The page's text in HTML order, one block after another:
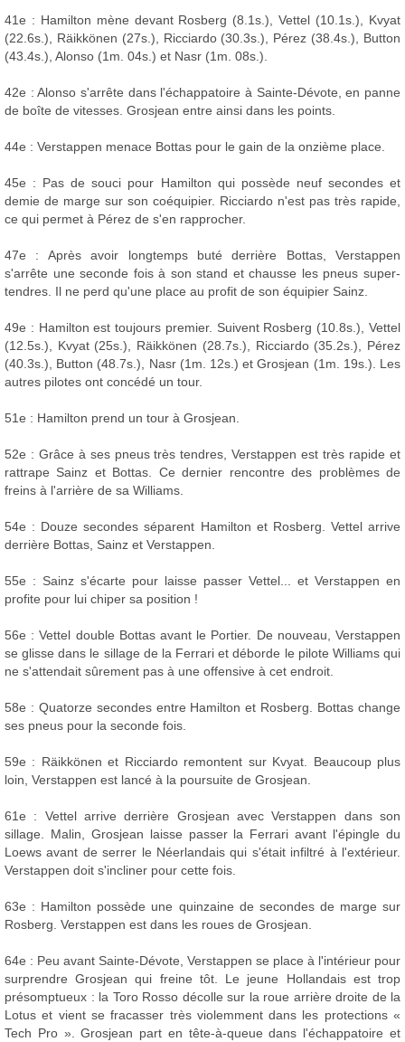
41e : Hamilton mène devant Rosberg (8.1s.), Vettel (10.1s.), Kvyat
(22.6s.), Räikkönen (27s.), Ricciardo (30.3s.), Pérez (38.4s.), Button
(43.4s.), Alonso (1m. 04s.) et Nasr (1m. 08s.).
42e : Alonso s'arrête dans l'échappatoire à Sainte-Dévote, en panne
de boîte de vitesses. Grosjean entre ainsi dans les points.
44e : Verstappen menace Bottas pour le gain de la onzième place.
45e : Pas de souci pour Hamilton qui possède neuf secondes et
demie de marge sur son coéquipier. Ricciardo n'est pas très rapide,
ce qui permet à Pérez de s'en rapprocher.
47e : Après avoir longtemps buté derrière Bottas, Verstappen
s'arrête une seconde fois à son stand et chausse les pneus super-
tendres. Il ne perd qu'une place au profit de son équipier Sainz.
49e : Hamilton est toujours premier. Suivent Rosberg (10.8s.), Vettel
(12.5s.), Kvyat (25s.), Räikkönen (28.7s.), Ricciardo (35.2s.), Pérez
(40.3s.), Button (48.7s.), Nasr (1m. 12s.) et Grosjean (1m. 19s.). Les
autres pilotes ont concédé un tour.
51e : Hamilton prend un tour à Grosjean.
52e : Grâce à ses pneus très tendres, Verstappen est très rapide et
rattrape Sainz et Bottas. Ce dernier rencontre des problèmes de
freins à l'arrière de sa Williams.
54e : Douze secondes séparent Hamilton et Rosberg. Vettel arrive
derrière Bottas, Sainz et Verstappen.
55e : Sainz s'écarte pour laisse passer Vettel... et Verstappen en
profite pour lui chiper sa position !
56e : Vettel double Bottas avant le Portier. De nouveau, Verstappen
se glisse dans le sillage de la Ferrari et déborde le pilote Williams qui
ne s'attendait sûrement pas à une offensive à cet endroit.
58e : Quatorze secondes entre Hamilton et Rosberg. Bottas change
ses pneus pour la seconde fois.
59e : Räikkönen et Ricciardo remontent sur Kvyat. Beaucoup plus
loin, Verstappen est lancé à la poursuite de Grosjean.
61e : Vettel arrive derrière Grosjean avec Verstappen dans son
sillage. Malin, Grosjean laisse passer la Ferrari avant l'épingle du
Loews avant de serrer le Néerlandais qui s'était infiltré à l'extérieur.
Verstappen doit s'incliner pour cette fois.
63e : Hamilton possède une quinzaine de secondes de marge sur
Rosberg. Verstappen est dans les roues de Grosjean.
64e : Peu avant Sainte-Dévote, Verstappen se place à l'intérieur pour
surprendre Grosjean qui freine tôt. Le jeune Hollandais est trop
présomptueux : la Toro Rosso décolle sur la roue arrière droite de la
Lotus et vient se fracasser très violemment dans les protections «
Tech Pro ». Grosjean part en tête-à-queue dans l'échappatoire et